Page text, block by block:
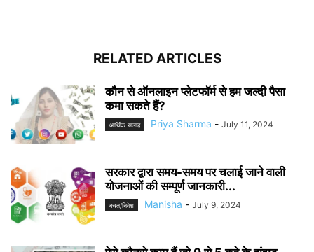
RELATED ARTICLES
कौन से ऑनलाइन प्लेटफॉर्म से हम जल्दी पैसा
कमा सकते हैं?
आर्थिक सलाह Priya Sharma - July 11, 2024
सरकार द्वारा समय-समय पर चलाई जाने वाली
योजनाओं की सम्पूर्ण जानकारी...
बचत/निवेश Manisha - July 9, 2024